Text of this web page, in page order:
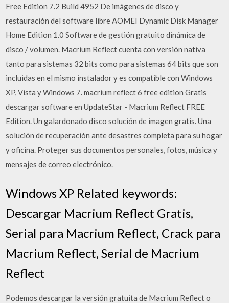
Free Edition 7.2 Build 4952 De imágenes de disco y
restauración del software libre AOMEI Dynamic Disk Manager
Home Edition 1.0 Software de gestión gratuito dinámica de
disco / volumen. Macrium Reflect cuenta con versión nativa
tanto para sistemas 32 bits como para sistemas 64 bits que son
incluidas en el mismo instalador y es compatible con Windows
XP, Vista y Windows 7. macrium reflect 6 free edition Gratis
descargar software en UpdateStar - Macrium Reflect FREE
Edition. Un galardonado disco solución de imagen gratis. Una
solución de recuperación ante desastres completa para su hogar
y oficina. Proteger sus documentos personales, fotos, música y
mensajes de correo electrónico.
Windows XP Related keywords:
Descargar Macrium Reflect Gratis,
Serial para Macrium Reflect, Crack para
Macrium Reflect, Serial de Macrium
Reflect
Podemos descargar la versión gratuita de Macrium Reflect o